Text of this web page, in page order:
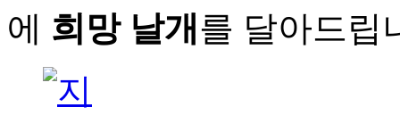
에 희망 날개를 달아드립